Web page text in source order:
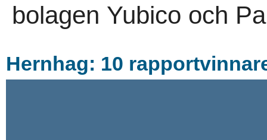
bolagen Yubico och
Hernhag: 10